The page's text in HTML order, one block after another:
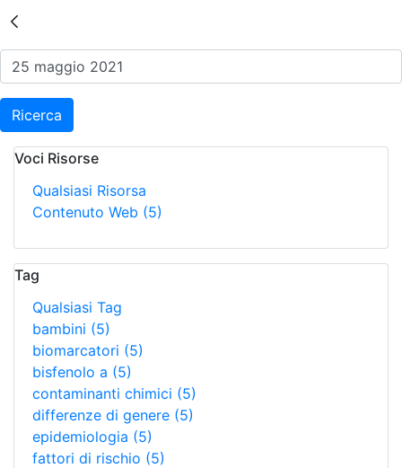
Risultati della Ricerca -
Ricerca
Voci Risorse
Qualsiasi Risorsa
Contenuto Web (5)
Tag
Qualsiasi Tag
bambini (5)
biomarcatori (5)
bisfenolo a (5)
contaminanti chimici (5)
differenze di genere (5)
epidemiologia (5)
fattori di rischio (5)